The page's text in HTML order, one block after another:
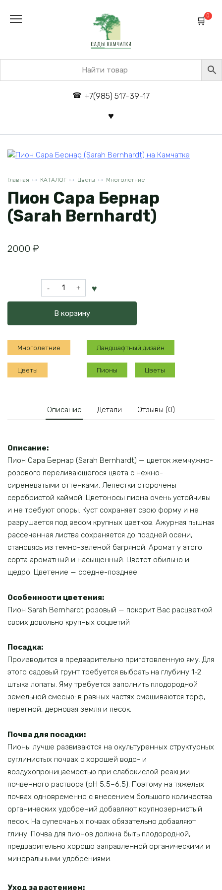
+7(985) 517-39-17
0
Главная КАТАЛОГ Цветы Многолетние
Пион Сара Бернар
(Sarah Bernhardt)
2000 ₽
Количество
товара
Сара
Бернар
(Sarah
Bernhardt)
В корзину
Многолетние
Цветы
Ландшафтный дизайн
Пионы Цветы
Описание Детали Отзывы (0)
Описание:
Пион Сара Бернар (Sarah Bernhardt) — цветок жемчужно-
розового переливающегося цвета с нежно-
сиреневатыми оттенками. Лепестки оторочены
серебристой каймой. Цветоносы пиона очень устойчивы
и не требуют опоры. Куст сохраняет свою форму и не
разрушается под весом крупных цветков. Ажурная пышная
рассеченная листва сохраняется до поздней осени,
становясь из темно-зеленой багряной. Аромат у этого
сорта ароматный и насыщенный. Цветет обильно и
щедро. Цветение — средне-позднее.
Особенности цветения:
Пион Sarah Bernhardt розовый — покорит Вас расцветкой
своих довольно крупных соцветий
Посадка:
Производится в предварительно приготовленную яму. Для
этого садовый грунт требуется выбрать на глубину 1-2
штыка лопаты. Яму требуется заполнить плодородной
земельной смесью: в равных частях смешиваются торф,
перегной, дерновая земля и песок.
Почва для посадки:
Пионы лучше развиваются на окультуренных структурных
суглинистых почвах с хорошей водо- и
воздухопроницаемостью при слабокислой реакции
почвенного раствора (рН 5,5–6,5). Поэтому на тяжелых
почвах одновременно с внесением большого количества
органических удобрений добавляют крупнозернистый
песок. На супесчаных почвах обязательно добавляют
глину. Почва для пионов должна быть плодородной,
предварительно хорошо заправленной органическими и
минеральными удобрениями.
Уход за растением: